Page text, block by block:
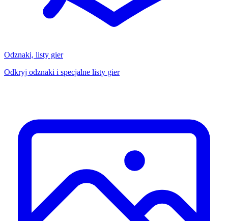
Odznaki, listy gier
Odkryj odznaki i specjalne listy gier